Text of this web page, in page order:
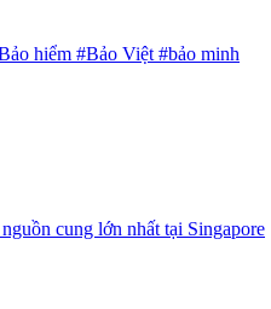
hiểm #Bảo Việt #bảo minh
cung lớn nhất tại Singapore